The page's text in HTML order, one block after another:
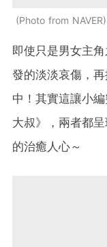
Photo from NAVER
即使只是男女主
發的淡淡哀傷，
中！其實這讓小
大叔》，兩者都
的治癒人心～